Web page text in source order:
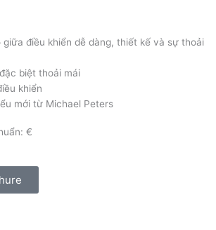
giữa điều khiển dễ dàng, thiết kế và sự thoải
biệt thoải mái
khiển
mới từ Michael Peters
€